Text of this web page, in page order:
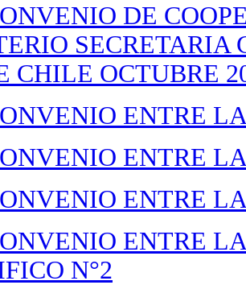
DE
SECRETARIA
CHILE OCTUBRE
ENTRE
ENTRE
ENTRE
ENTRE
N°2